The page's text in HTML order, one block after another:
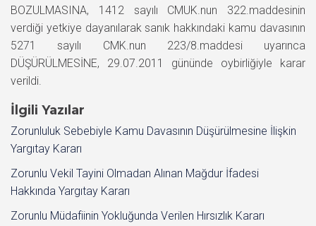
BOZULMASINA, 1412 sayılı CMUK.nun 322.maddesinin
verdiği yetkiye dayanılarak sanık hakkındaki kamu davasının
5271 sayılı CMK.nun 223/8.maddesi uyarınca
DÜŞÜRÜLMESİNE, 29.07.2011 gününde oybirliğiyle karar
verildi.
İlgili Yazılar
Zorunluluk Sebebiyle Kamu Davasının Düşürülmesine İlişkin
Yargıtay Kararı
Zorunlu Vekil Tayini Olmadan Alınan Mağdur İfadesi
Hakkında Yargıtay Kararı
Zorunlu Müdafiinin Yokluğunda Verilen Hırsızlık Kararı